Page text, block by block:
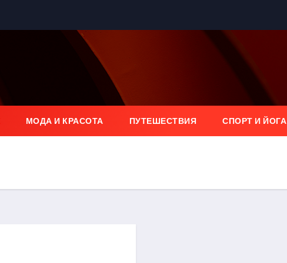
МОДА И КРАСОТА ПУТЕШЕСТВИЯ СПОРТ И ЙОГА